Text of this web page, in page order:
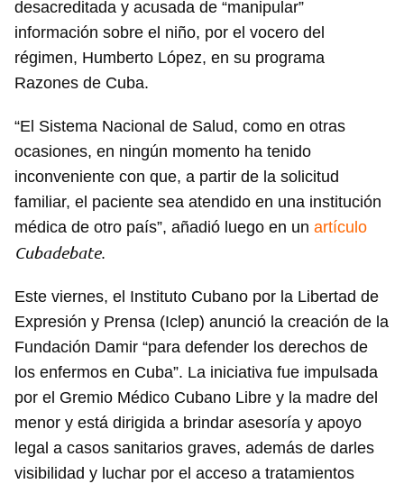
desacreditada y acusada de “manipular”
información sobre el niño, por el vocero del
régimen, Humberto López, en su programa
Razones de Cuba.
“El Sistema Nacional de Salud, como en otras
ocasiones, en ningún momento ha tenido
inconveniente con que, a partir de la solicitud
familiar, el paciente sea atendido en una institución
médica de otro país”, añadió luego en un artículo
Cubadebate.
Este viernes, el Instituto Cubano por la Libertad de
Expresión y Prensa (Iclep) anunció la creación de la
Fundación Damir “para defender los derechos de
los enfermos en Cuba”. La iniciativa fue impulsada
por el Gremio Médico Cubano Libre y la madre del
menor y está dirigida a brindar asesoría y apoyo
legal a casos sanitarios graves, además de darles
visibilidad y luchar por el acceso a tratamientos